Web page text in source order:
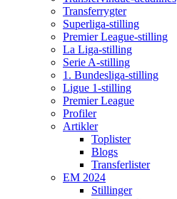
Transferrygter
Superliga-stilling
Premier League-stilling
La Liga-stilling
Serie A-stilling
1. Bundesliga-stilling
Ligue 1-stilling
Premier League
Profiler
Artikler
Toplister
Blogs
Transferlister
EM 2024
Stillinger